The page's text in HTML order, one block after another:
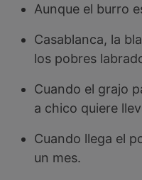
Aunque el burro
Casablanca, la
los pobres
Cuando el grajo
a chico quiere
Cuando llega el
un mes.